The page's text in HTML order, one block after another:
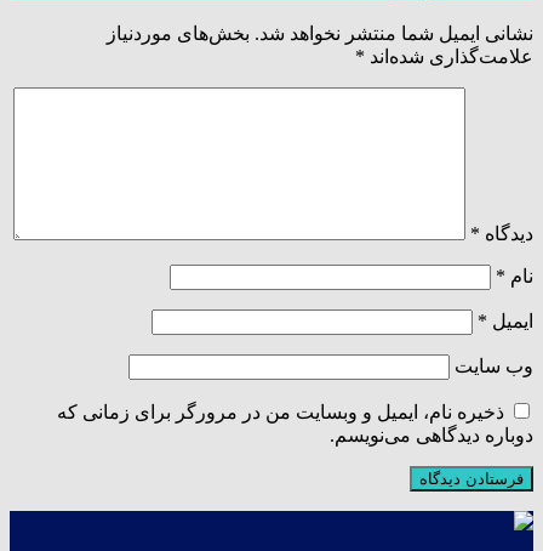
نشانی ایمیل شما منتشر نخواهد شد. بخش‌های موردنیاز
علامت‌گذاری شده‌اند *
دیدگاه *
نام *
ایمیل *
وب‌ سایت
ذخیره نام، ایمیل و وبسایت من در مرورگر برای زمانی که
دوباره دیدگاهی می‌نویسم.